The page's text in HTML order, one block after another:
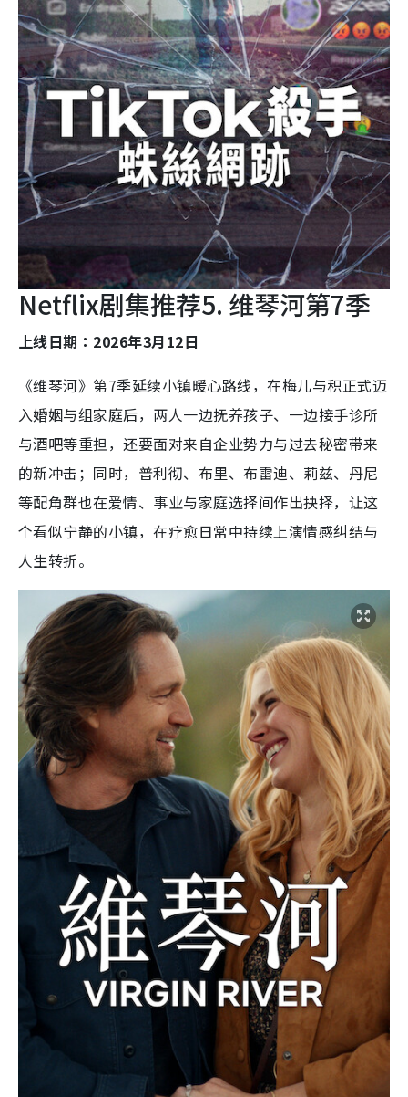
Netflix剧集推荐5. 维琴河第7季
上线日期：2026年3月12日
《维琴河》第7季延续小镇暖心路线，在梅儿与积正式迈
入婚姻与组家庭后，两人一边抚养孩子、一边接手诊所
与酒吧等重担，还要面对来自企业势力与过去秘密带来
的新冲击；同时，普利彻、布里、布雷迪、莉兹、丹尼
等配角群也在爱情、事业与家庭选择间作出抉择，让这
个看似宁静的小镇，在疗愈日常中持续上演情感纠结与
人生转折。